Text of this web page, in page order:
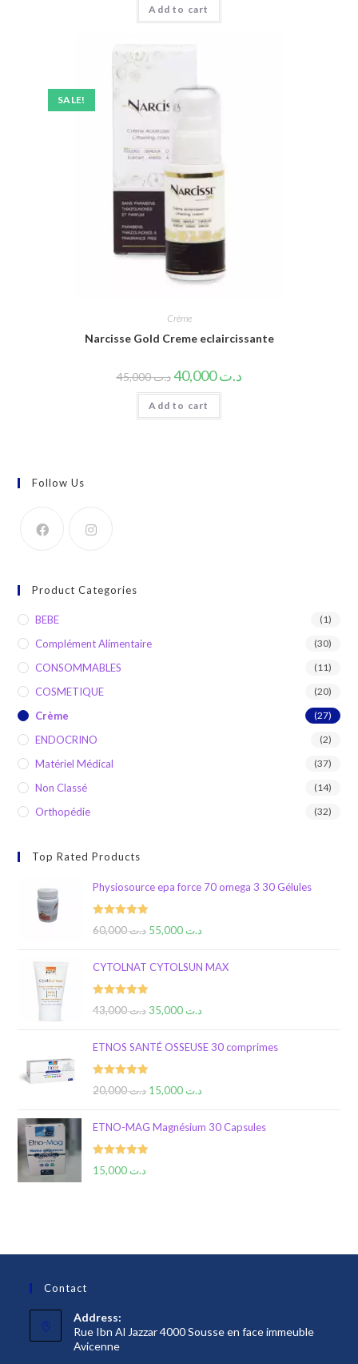
Add to cart
SALE!
Crème
Narcisse Gold Creme eclaircissante
د.ت45,000 د.ت40,000
Add to cart
Follow Us
Product Categories
BEBE (1)
Complément Alimentaire (30)
CONSOMMABLES (11)
COSMETIQUE (20)
Crème (27)
ENDOCRINO (2)
Matériel Médical (37)
Non Classé (14)
Orthopédie (32)
Top Rated Products
Physiosource epa force 70 omega 3 30 Gélules
Rated 5.00د.ت60,000 د.ت
CYTOLNAT CYTOLSUN MAX
Rated 5.00د.ت43,000 د.ت
ETNOS SANTÉ OSSEUSE 30 comprimes
Rated 5.00د.ت20,000 د.ت
ETNO-MAG Magnésium 30 Capsules
Rated 5.00د.ت
Contact
Address:
Rue Ibn Al Jazzar 4000 Sousse en face immeuble
Avicenne